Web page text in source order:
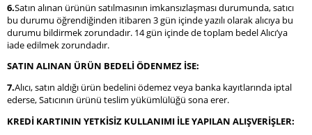
6.Satın alınan ürünün satılmasının imkansızlaşması durumunda, satıcı
bu durumu öğrendiğinden itibaren 3 gün içinde yazılı olarak alıcıya bu
durumu bildirmek zorundadır. 14 gün içinde de toplam bedel Alıcı’ya
iade edilmek zorundadır.
SATIN ALINAN ÜRÜN BEDELİ ÖDENMEZ İSE:
7.Alıcı, satın aldığı ürün bedelini ödemez veya banka kayıtlarında iptal
ederse, Satıcının ürünü teslim yükümlülüğü sona erer.
KREDİ KARTININ YETKİSİZ KULLANIMI İLE YAPILAN ALIŞVERİŞLER: